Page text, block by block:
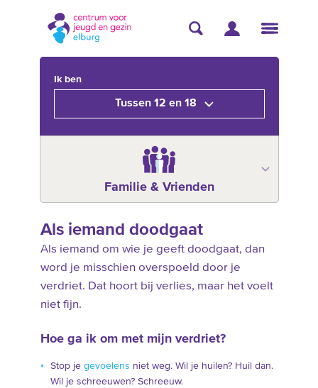
Ik ben
Tussen 12 en 18
Familie & Vrienden
Als iemand doodgaat
Als iemand om wie je geeft doodgaat, dan
word je misschien overspoeld door je
verdriet. Dat hoort bij verlies, maar het voelt
niet fijn.
Hoe ga ik om met mijn verdriet?
Stop je gevoelens niet weg. Wil je huilen? Huil dan.
Wil je schreeuwen? Schreeuw.